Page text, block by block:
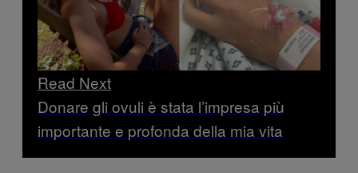
Read Next
Donare gli ovuli è stata l’impresa più
importante e profonda della mia vita